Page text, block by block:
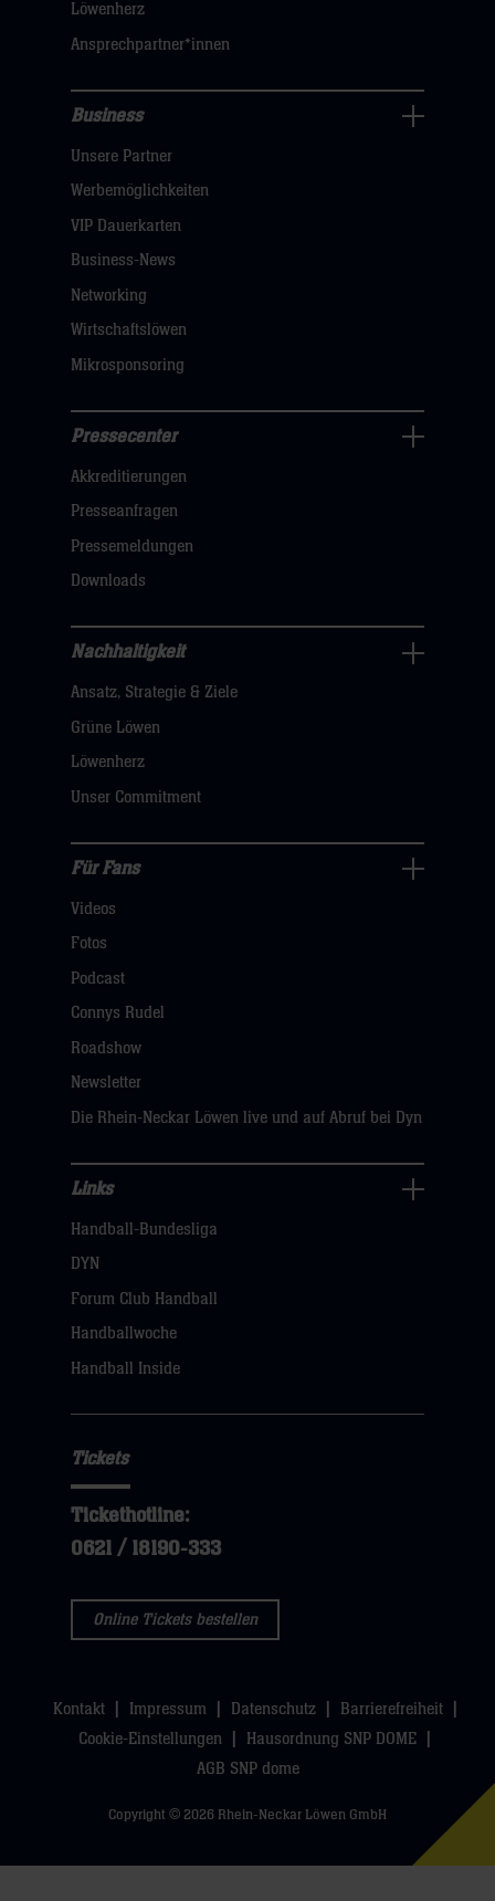
hier
Löwenherz
Ansprechpartner*innen
Navigation
öffnen,
dann
klicken
Business
Unsere Partner
Werbemöglichkeiten
VIP Dauerkarten
Business-News
Networking
Wirtschaftslöwen
Mikrosponsoring
Navigation
öffnen,
dann
klicken
hier
Pressecenter
Akkreditierungen
Presseanfragen
Pressemeldungen
Downloads
Nachhaltigkeit
Navigation
öffnen,
dann
hier
Nachhaltigkeit
Ansatz, Strategie & Ziele
Grüne Löwen
Löwenherz
Unser Commitment
Fans
Navigation
öffnen,
dann
hier
Für Fans
Videos
Fotos
Podcast
Connys Rudel
Roadshow
Newsletter
Die Rhein-Neckar Löwen live und auf Abruf bei Dyn
Navigation
öffnen,
dann
klicken
Links
Handball-Bundesliga
DYN
Forum Club Handball
Handballwoche
Handball Inside
Tickets
Tickethotline:
0621 / 18190-333
Online Tickets bestellen
Kontakt Impressum Datenschutz
Barrierefreiheit
Cookie-Einstellungen
Hausordnung SNP DOME
AGB SNP dome
Copyright © 2026 Rhein-Neckar Löwen GmbH